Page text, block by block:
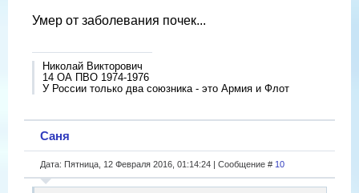
Умер от заболевания почек...
Николай Викторович
14 ОА ПВО 1974-1976
У России только два союзника - это Армия и Флот
Саня
Дата: Пятница, 12 Февраля 2016, 01:14:24 | Сообщение # 10